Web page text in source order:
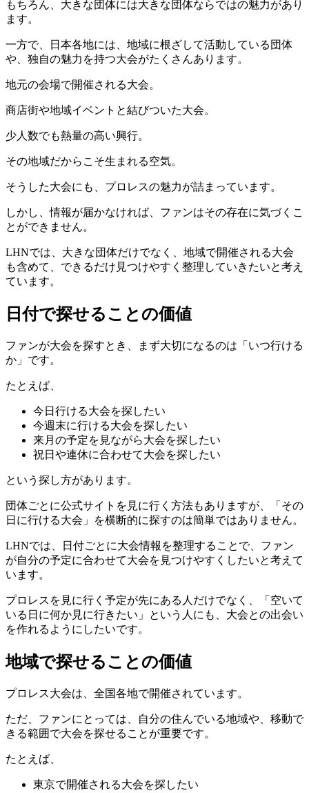
もちろん、大きな団体には大きな団体ならではの魅力があり
ます。
一方で、日本各地には、地域に根ざして活動している団体
や、独自の魅力を持つ大会がたくさんあります。
地元の会場で開催される大会。
商店街や地域イベントと結びついた大会。
少人数でも熱量の高い興行。
その地域だからこそ生まれる空気。
そうした大会にも、プロレスの魅力が詰まっています。
しかし、情報が届かなければ、ファンはその存在に気づくこ
とができません。
LHNでは、大きな団体だけでなく、地域で開催される大会
も含めて、できるだけ見つけやすく整理していきたいと考え
ています。
日付で探せることの価値
ファンが大会を探すとき、まず大切になるのは「いつ行ける
か」です。
たとえば、
今日行ける大会を探したい
今週末に行ける大会を探したい
来月の予定を見ながら大会を探したい
祝日や連休に合わせて大会を探したい
という探し方があります。
団体ごとに公式サイトを見に行く方法もありますが、「その
日に行ける大会」を横断的に探すのは簡単ではありません。
LHNでは、日付ごとに大会情報を整理することで、ファン
が自分の予定に合わせて大会を見つけやすくしたいと考えて
います。
プロレスを見に行く予定が先にある人だけでなく、「空いて
いる日に何か見に行きたい」という人にも、大会との出会い
を作れるようにしたいです。
地域で探せることの価値
プロレス大会は、全国各地で開催されています。
ただ、ファンにとっては、自分の住んでいる地域や、移動で
きる範囲で大会を探せることが重要です。
たとえば、
東京で開催される大会を探したい